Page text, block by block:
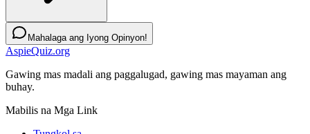
Mahalaga ang Iyong Opinyon!
AspieQuiz.org
Gawing mas madali ang paggalugad, gawing mas mayaman ang
buhay.
Mabilis na Mga Link